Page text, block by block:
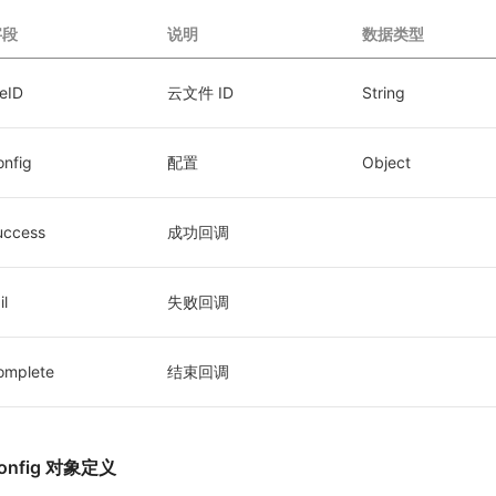
说明 数据类型
云文件 ID String
配置 Object
成功回调
失败回调
结束回调
对象定义